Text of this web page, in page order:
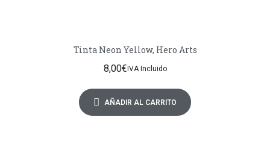
Tinta Neon Yellow, Hero Arts
8,00€ IVA Incluido
AÑADIR AL CARRITO